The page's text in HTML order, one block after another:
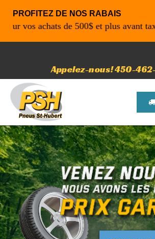
PROFITEZ DE NOS RABAIS
achats de 500$ et plus avant taxe.
Appelez-nous! 450-